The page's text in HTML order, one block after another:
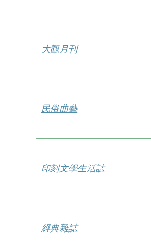
大觀月刊
民俗曲藝
印刻文學生活誌
經典雜誌